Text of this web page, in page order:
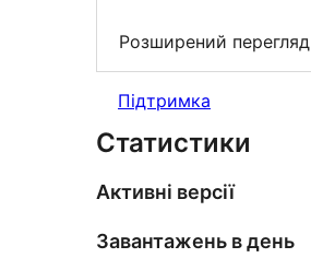
Розширений перегляд
Підтримка
Статистики
Активні версії
Завантажень в день